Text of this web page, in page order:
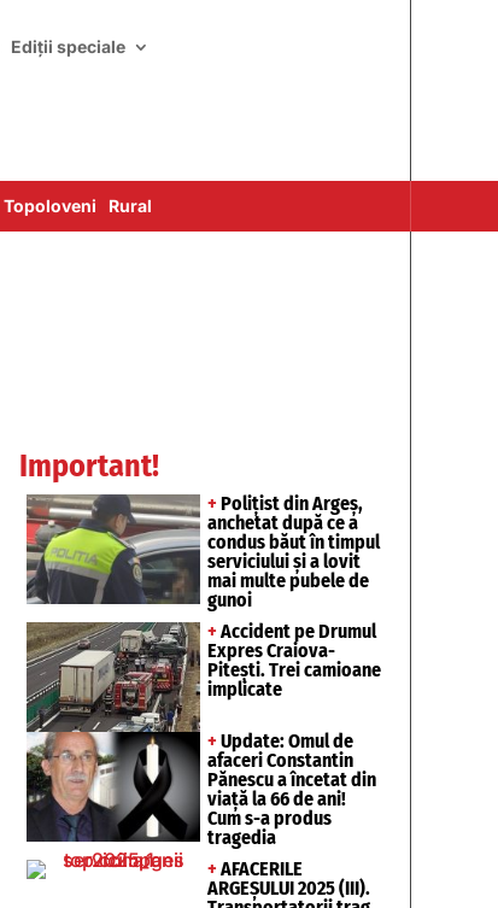
Ediții speciale
Topoloveni Rural
Important!
+ Polițist din Argeș,
anchetat după ce a
condus băut în timpul
serviciului și a lovit
mai multe pubele de
gunoi
+ Accident pe Drumul
Expres Craiova-
Pitești. Trei camioane
implicate
+ Update: Omul de
afaceri Constantin
Pănescu a încetat din
viață la 66 de ani!
Cum s-a produs
tragedia
+ AFACERILE
ARGEȘULUI 2025 (III).